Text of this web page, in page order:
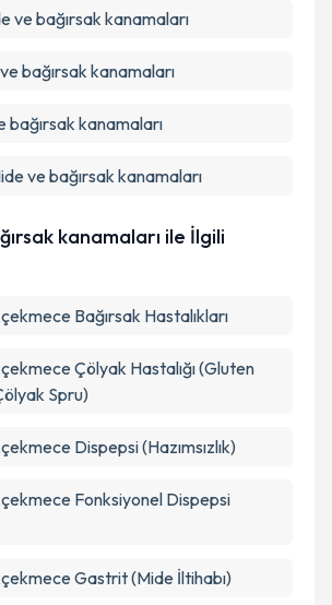
ve bağırsak kanamaları
bağırsak kanamaları
bağırsak kanamaları
ve bağırsak kanamaları
kanamaları ile İlgili
Bağırsak Hastalıkları
Çölyak Hastalığı (Gluten
Spru)
Dispepsi (Hazımsızlık)
Fonksiyonel Dispepsi
Gastrit (Mide İltihabı)